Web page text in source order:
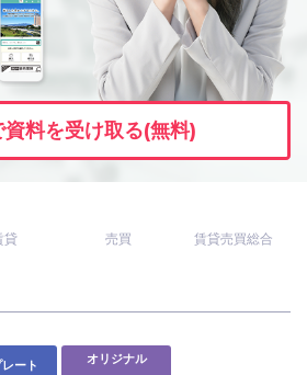
て プラン紹介･制作の流れ
ホームページ制作実績
資料を受け取る(無料)
貸 売買 賃貸売買総合
ート オリジナル